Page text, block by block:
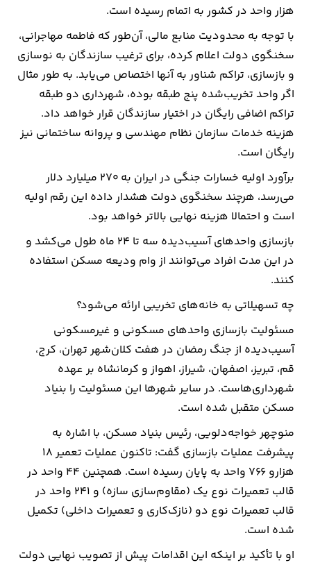
هزار واحد در کشور به اتمام رسیده است.
با توجه به محدودیت منابع مالی، آن‌طور که فاطمه مهاجرانی،
سخنگوی دولت‌ اعلام کرده، برای ترغیب سازندگان به نوسازی
و بازسازی، تراکم شناور به آنها اختصاص می‌یابد. به طور مثال
اگر واحد تخریب‌شده پنج طبقه بوده، شهرداری دو طبقه
تراکم اضافی رایگان در اختیار سازندگان قرار خواهد داد.
هزینه خدمات سازمان نظام مهندسی و پروانه ساختمانی نیز
رایگان است.
برآورد اولیه خسارات جنگی در ایران به ۲۷۰ میلیارد دلار
می‌رسد، هرچند سخنگوی دولت هشدار داده این رقم اولیه
است و احتمالا هزینه نهایی بالاتر خواهد بود.
بازسازی واحدهای آسیب‌دیده سه تا ۲۴ ماه طول می‌کشد و
در این مدت افراد می‌توانند از وام ودیعه مسکن استفاده
کنند.
چه تسهیلاتی به خانه‌های تخریبی ارائه می‌شود؟
مسئولیت بازسازی واحدهای مسکونی و غیرمسکونی
آسیب‌دیده از جنگ رمضان در هفت کلان‌شهر تهران، کرج،
قم، تبریز، اصفهان، شیراز، اهواز و کرمانشاه بر عهده
شهرداری‌هاست. در سایر شهرها این مسئولیت را بنیاد
مسکن متقبل شده است.
منوچهر خواجه‌دلویی، رئیس بنیاد مسکن، با اشاره به
پیشرفت عملیات بازسازی گفت: تاکنون عملیات تعمیر ۱۸
هزار‌و ۷۶۶ واحد به پایان رسیده است. همچنین ۴۴ واحد در
قالب تعمیرات نوع یک (مقاوم‌سازی سازه) و ۲۴۱ واحد در
قالب تعمیرات نوع دو (نازک‌کاری و تعمیرات داخلی) تکمیل
شده است.
او با تأکید بر اینکه این اقدامات پیش از تصویب نهایی دولت